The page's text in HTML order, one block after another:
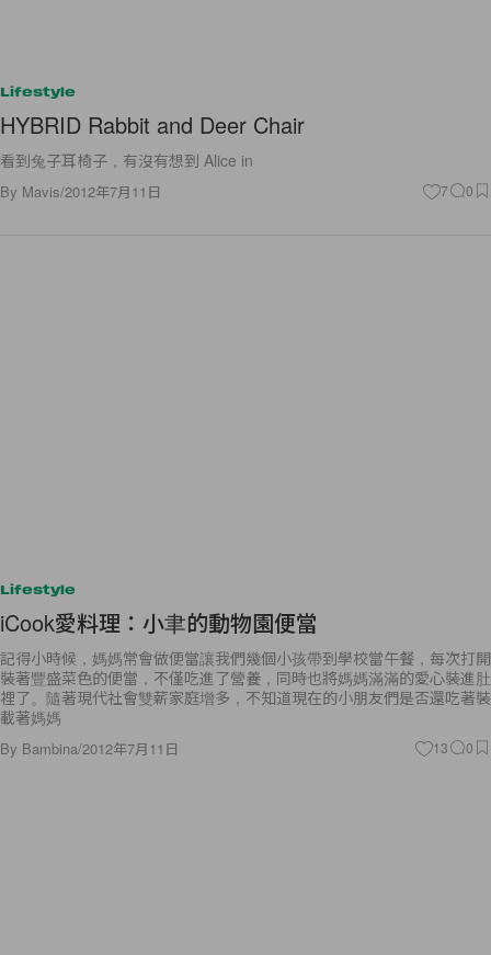
Lifestyle
HYBRID Rabbit and Deer Chair
看到兔子耳椅子，有沒有想到 Alice in
By Mavis/2012年7月11日 7 0
Lifestyle
iCook愛料理：小聿的動物園便當
記得小時候，媽媽常會做便當讓我們幾個小孩帶到學校當午餐，每次打開
裝著豐盛菜色的便當，不僅吃進了營養，同時也將媽媽滿滿的愛心裝進肚
裡了。隨著現代社會雙薪家庭增多，不知道現在的小朋友們是否還吃著裝
載著媽媽
By Bambina/2012年7月11日 13 0